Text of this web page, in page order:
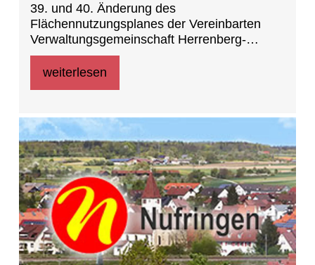
39. und 40. Änderung des
Flächennutzungsplanes der Vereinbarten
Verwaltungsgemeinschaft Herrenberg-
Deckenpfronn-Nufringen
weiterlesen